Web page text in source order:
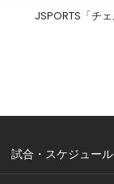
JSPORTS「チ
試合・スケジュール